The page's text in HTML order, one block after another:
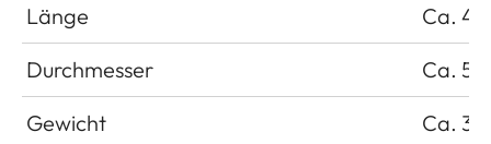
Länge
Ca.
Durchmesser
Ca.
Gewicht
Ca.